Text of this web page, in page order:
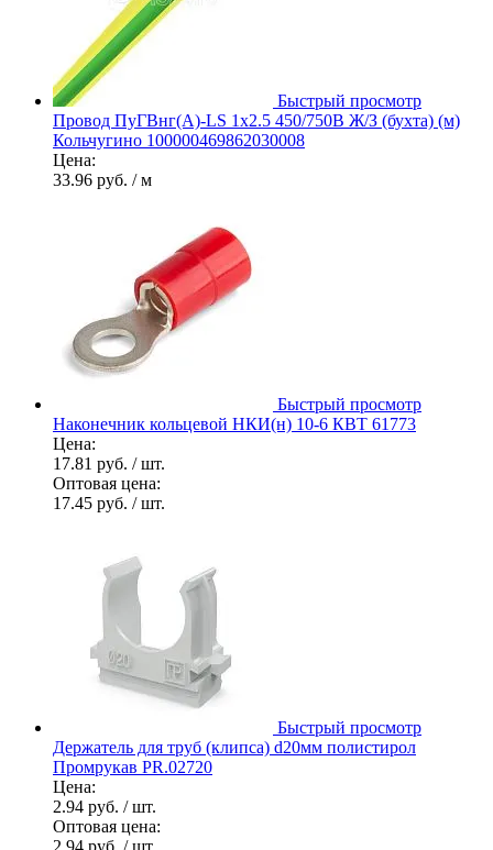
Быстрый просмотр
Провод ПуГВнг(А)-LS 1х2.5 450/750В Ж/З (бухта) (м)
Кольчугино 100000469862030008
Цена:
33.96 руб. / м
Быстрый просмотр
Наконечник кольцевой НКИ(н) 10-6 КВТ 61773
Цена:
17.81 руб. / шт.
Оптовая цена:
17.45 руб. / шт.
Быстрый просмотр
Держатель для труб (клипса) d20мм полистирол
Промрукав PR.02720
Цена:
2.94 руб. / шт.
Оптовая цена: